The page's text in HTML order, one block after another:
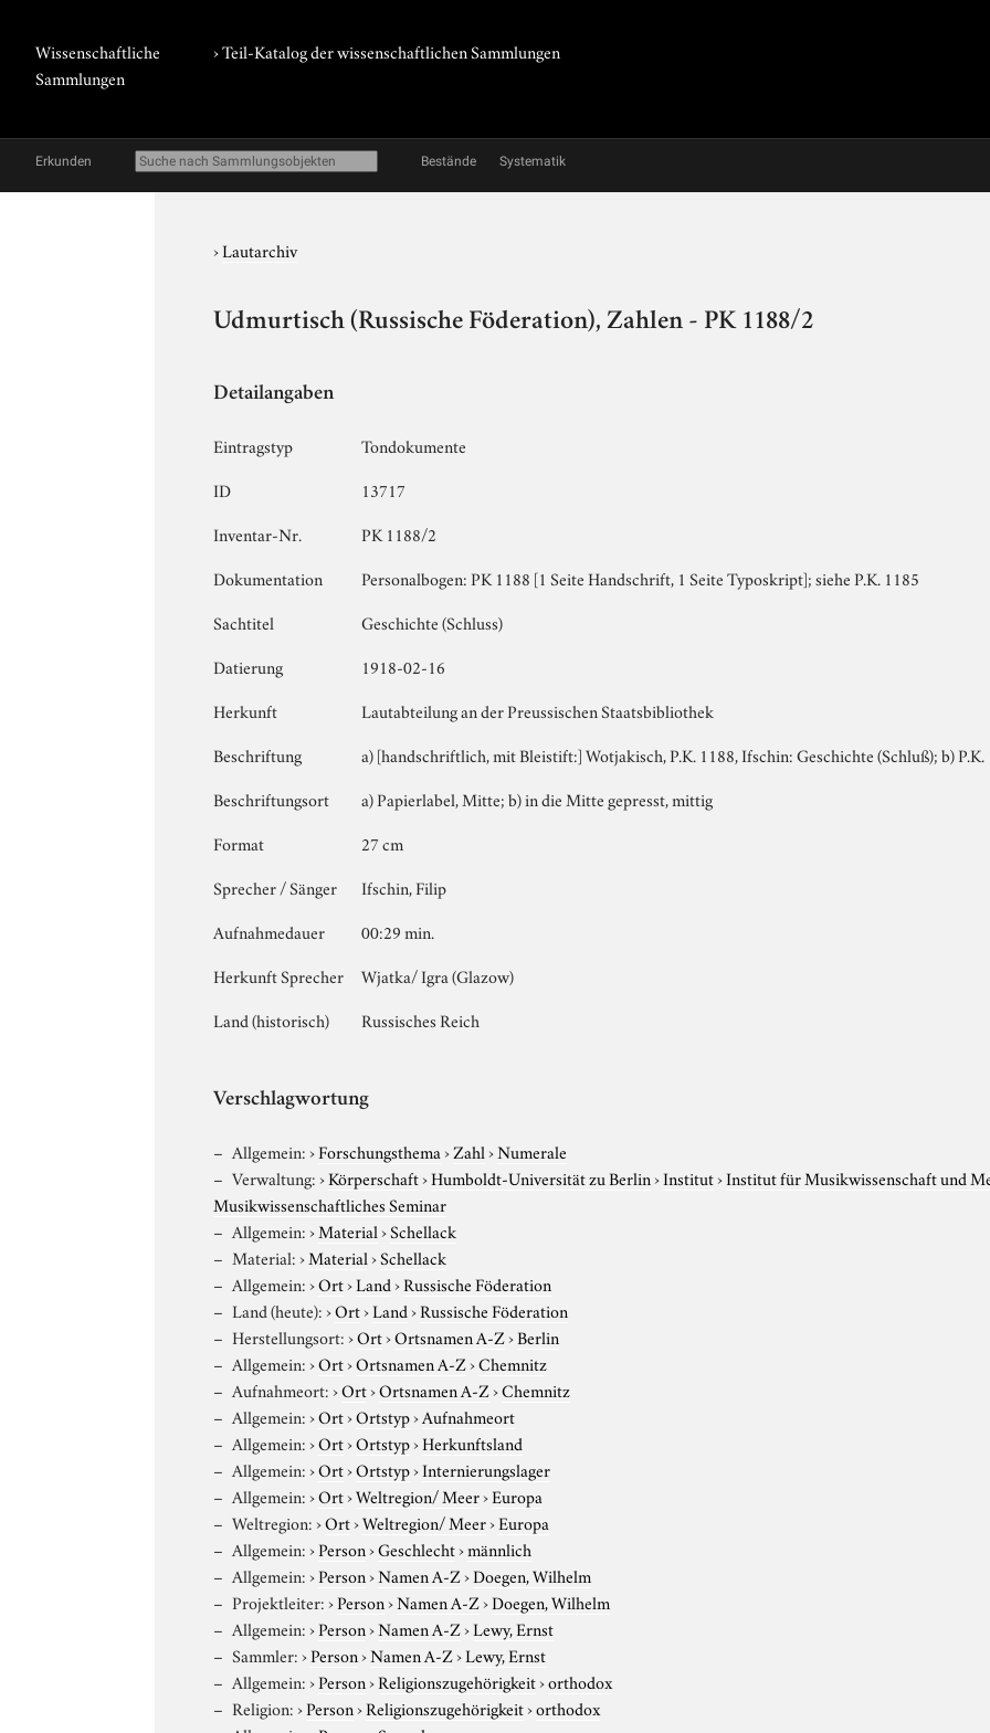
Wissenschaftliche
Sammlungen
› Teil-Katalog der wissenschaftlichen Sammlungen
Erkunden Bestände Systematik
›Lautarchiv
Udmurtisch (Russische Föderation), Zahlen - PK 1188/2
Detailangaben
Eintragstyp
Tondokumente
ID
13717
Inventar-Nr.
PK 1188/2
Dokumentation
Personalbogen: PK 1188 [1 Seite Handschrift, 1 Seite Typoskript]; siehe P.K. 1185
Sachtitel
Geschichte (Schluss)
Datierung
1918-02-16
Herkunft
Lautabteilung an der Preussischen Staatsbibliothek
Beschriftung
a) [handschriftlich, mit Bleistift:] Wotjakisch, P.K. 1188, Ifschin: Geschichte (Schluß); b) P.K.
Beschriftungsort
a) Papierlabel, Mitte; b) in die Mitte gepresst, mittig
Format
27 cm
Sprecher / Sänger
Ifschin, Filip
Aufnahmedauer
00:29 min.
Herkunft Sprecher
Wjatka/ Igra (Glazow)
Land (historisch)
Russisches Reich
Verschlagwortung
Allgemein:›Forschungsthema›Zahl›Numerale
Verwaltung:›Körperschaft›Humboldt-Universität zu Berlin›Institut›Institut für Musikwissenschaft und
Musikwissenschaftliches Seminar
Allgemein:›Material›Schellack
Material:›Material›Schellack
Allgemein:›Ort›Land›Russische Föderation
Land (heute):›Ort›Land›Russische Föderation
Herstellungsort:›Ort›Ortsnamen A-Z›Berlin
Allgemein:›Ort›Ortsnamen A-Z›Chemnitz
Aufnahmeort:›Ort›Ortsnamen A-Z›Chemnitz
Allgemein:›Ort›Ortstyp›Aufnahmeort
Allgemein:›Ort›Ortstyp›Herkunftsland
Allgemein:›Ort›Ortstyp›Internierungslager
Allgemein:›Ort›Weltregion/ Meer›Europa
Weltregion:›Ort›Weltregion/ Meer›Europa
Allgemein:›Person›Geschlecht›männlich
Allgemein:›Person›Namen A-Z›Doegen, Wilhelm
Projektleiter:›Person›Namen A-Z›Doegen, Wilhelm
Allgemein:›Person›Namen A-Z›Lewy, Ernst
Sammler:›Person›Namen A-Z›Lewy, Ernst
Allgemein:›Person›Religionszugehörigkeit›orthodox
Religion:›Person›Religionszugehörigkeit›orthodox